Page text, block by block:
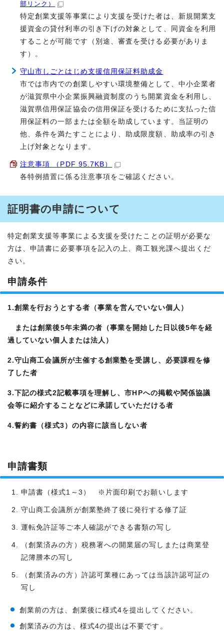
部リンク）
特定創業支援等事業により支援を受けた者は、新規開業支
援資金の貸付利率の引き下げの対象として、同資金を利用
することが可能です（別途、審査を受ける必要がありま
す）。
守山市しごとはじめ支援信用保証料助成金
市では市内での創業しやすい環境整備として、中小企業者
が滋賀県中小企業振興融資制度のうち開業資金を利用し、
滋賀県信用保証協会の信用保証を受けるために支払った信
用保証料の一部または全額を助成しています。当証明の
他、条件を満たすことにより、助成限度額、助成率の引き
上げ対象となります。
注意事項 （PDF 95.7KB）
各特例措置に係る注意事項をご確認ください。
証明書の申請について
特定創業支援等事業による支援を受けたことの証明が必要な
方は、申請書に必要事項を記入の上、商工観光課へ提出くだ
さい。
申請条件
1.創業を行おうとする者（事業を営んでいない個人）
または創業後5年未満の者（事業を開始した日以後5年を経
過していない個人または法人）
2.守山商工会議所が主催する創業塾を受講し、必要課程を修
了した者
3.下記の様式2記載事項を理解し、市HPへの掲載や関係協議
会等に紹介することなどに承諾していただける者
4.誓約書（様式3）の内容に該当しない者
申請書類
申請書（様式1～3） ※片面印刷でお願いします
守山商工会議所が創業塾終了後に発行する修了証
運転免許証等ご本人確認ができる書類の写し
（創業済みの方）税務署への開業届の写しまたは商業登
記簿謄本の写し
（創業済みの方）許認可業種にあっては当該許認可証の
写し
創業前の方は、創業後に様式4を提出してください。
創業済みの方は、様式4の提出は不要です。